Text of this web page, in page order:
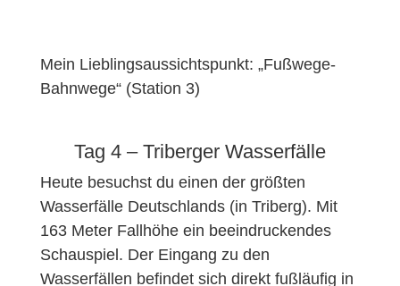
Mein Lieblingsaussichtspunkt: „Fußwege-
Bahnwege“ (Station 3)
Tag 4 – Triberger Wasserfälle
Heute besuchst du einen der größten
Wasserfälle Deutschlands (in Triberg). Mit
163 Meter Fallhöhe ein beeindruckendes
Schauspiel. Der Eingang zu den
Wasserfällen befindet sich direkt fußläufig in